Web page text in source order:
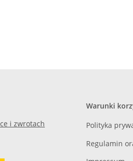
i zwrotach
Warunki
Polityka
Regulamin